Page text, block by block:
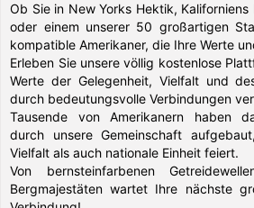
Ob Sie in New Yorks Hektik,
oder einem unserer 50 großartigen
kompatible Amerikaner, die Ihre Werte
Erleben Sie unsere völlig kostenlose
Werte der Gelegenheit, Vielfalt und
durch bedeutungsvolle Verbindungen
Tausende von Amerikanern haben
durch unsere Gemeinschaft
Vielfalt als auch nationale Einheit feiert.
Von bernsteinfarbenen
Bergmajestäten wartet Ihre nächste